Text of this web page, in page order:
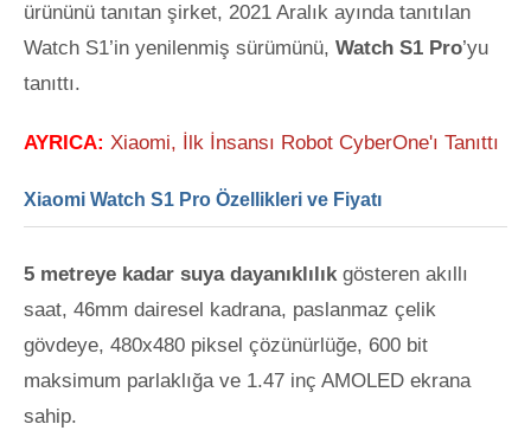
ürününü tanıtan şirket, 2021 Aralık ayında tanıtılan
Watch S1’in yenilenmiş sürümünü, Watch S1 Pro’yu
tanıttı.
AYRICA: Xiaomi, İlk İnsansı Robot CyberOne'ı Tanıttı
Xiaomi Watch S1 Pro Özellikleri ve Fiyatı
5 metreye kadar suya dayanıklılıkgösteren akıllı
saat, 46mm dairesel kadrana, paslanmaz çelik
gövdeye, 480x480 piksel çözünürlüğe, 600 bit
maksimum parlaklığa ve 1.47 inç AMOLED ekrana
sahip.